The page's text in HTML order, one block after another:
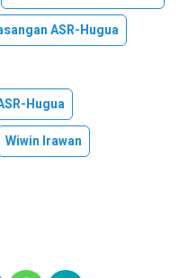
ASR-Hugua
Hugua
Wiwin Irawan